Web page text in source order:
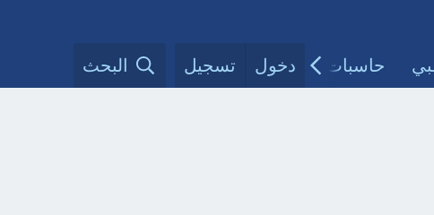
حاسبات طبية مقالات الأطباءدخول تسجيل البحث